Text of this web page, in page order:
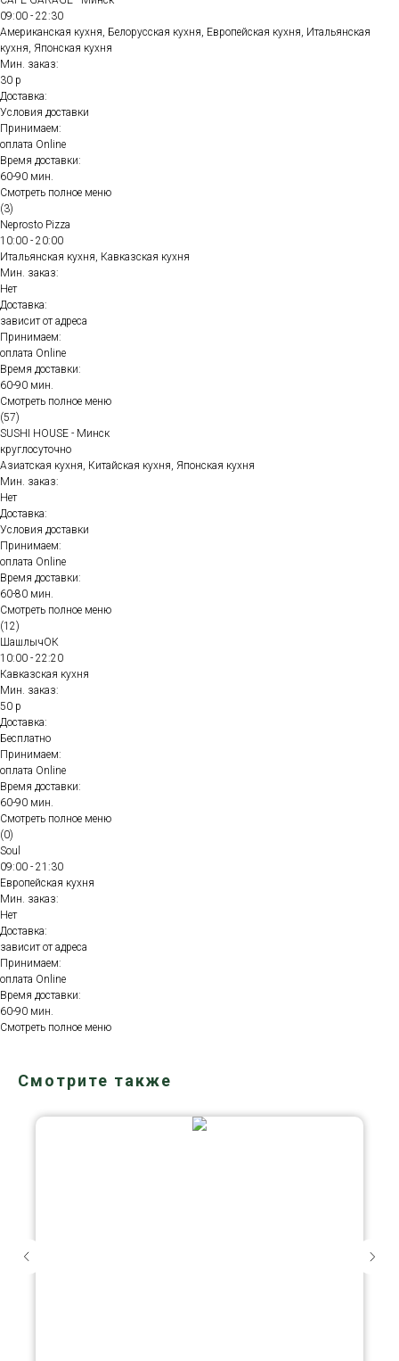
09:00 - 22:30
Американская кухня, Белорусская кухня, Европейская кухня, Итальянская
кухня, Японская кухня
Мин. заказ:
30 р
Доставка:
Условия доставки
Принимаем:
оплата Online
Время доставки:
60-90 мин.
Смотреть полное меню
(3)
Neprosto Pizza
10:00 - 20:00
Итальянская кухня, Кавказская кухня
Мин. заказ:
Нет
Доставка:
зависит от адреса
Принимаем:
оплата Online
Время доставки:
60-90 мин.
Смотреть полное меню
(57)
SUSHI HOUSE - Минск
круглосуточно
Азиатская кухня, Китайская кухня, Японская кухня
Мин. заказ:
Нет
Доставка:
Условия доставки
Принимаем:
оплата Online
Время доставки:
60-80 мин.
Смотреть полное меню
(12)
ШашлычОК
10:00 - 22:20
Кавказская кухня
Мин. заказ:
50 р
Доставка:
Бесплатно
Принимаем:
оплата Online
Время доставки:
60-90 мин.
Смотреть полное меню
(0)
Soul
09:00 - 21:30
Европейская кухня
Мин. заказ:
Нет
Доставка:
зависит от адреса
Принимаем:
оплата Online
Время доставки:
60-90 мин.
Смотреть полное меню
Смотрите также